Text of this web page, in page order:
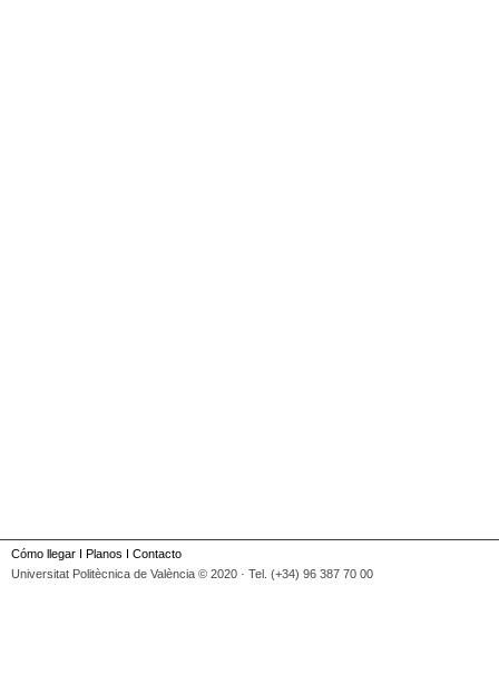
Cómo llegar I Planos I Contacto
Universitat Politècnica de València © 2020 · Tel. (+34) 96 387 70 00